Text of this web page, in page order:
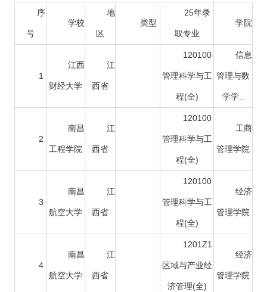
序
号
学校
地
区
类型
25年录
取专业
学院
1
江西
财经大学
江
西省
120100
管理科学与工
程(全)
信息
管理与数
学学..
2
南昌
工程学院
江
西省
120100
管理科学与工
程(全)
工商
管理学院
3
南昌
航空大学
江
西省
120100
管理科学与工
程(全)
经济
管理学院
4
南昌
航空大学
江
西省
1201Z1
区域与产业经
济管理(全)
经济
管理学院